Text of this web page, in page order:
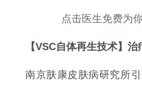
点击医生免费为
【VSC自体再生技术】治
南京肤康皮肤病研究所引